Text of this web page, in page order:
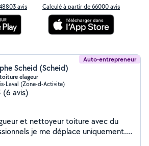
avis Calculé à partir de 66000 avis
Auto-entrepreneur
Scheid (Scheid)
elageur
Laval (Zone-d-Activite)
(6 avis)
et nettoyeur toiture avec du
je me déplace uniquement.